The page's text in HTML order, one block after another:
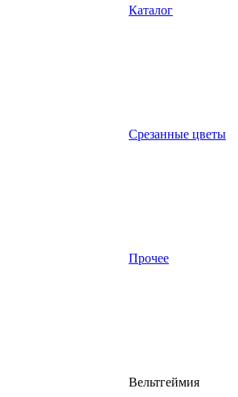
Каталог
Срезанные цветы
Прочее
Вельтгеймия